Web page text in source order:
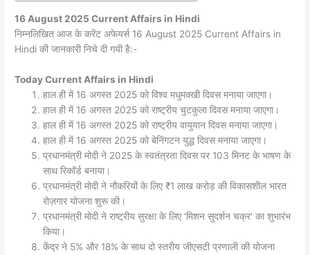
16 August 2025Current Affairs in Hindi
निम्नलिखित आज के करेंट अफेयर्स 16 August 2025 Current Affairs in
Hindi की जानकारी निचे दी गयी है:-
TodayCurrent Affairs in Hindi
हाल ही में 16 अगस्त 2025 को विश्व मधुमक्खी दिवस मनाया जाएगा।
हाल ही में 16 अगस्त 2025 को राष्ट्रीय चुटकुला दिवस मनाया जाएगा।
हाल ही में 16 अगस्त 2025 को राष्ट्रीय वायुयान दिवस मनाया जाएगा।
हाल ही में 16 अगस्त 2025 को बेनिंगटन युद्ध दिवस मनाया जाएगा।
प्रधानमंत्री मोदी ने 2025 के स्वतंत्रता दिवस पर 103 मिनट के भाषण के
साथ रिकॉर्ड बनाया।
प्रधानमंत्री मोदी ने नौकरियों के लिए ₹1 लाख करोड़ की विकासशील भारत
रोज़गार योजना शुरू की।
प्रधानमंत्री मोदी ने राष्ट्रीय सुरक्षा के लिए ‘मिशन सुदर्शन चक्र’ का शुभारंभ
किया।
केंद्र ने 5% और 18% के साथ दो स्तरीय जीएसटी प्रणाली की योजना